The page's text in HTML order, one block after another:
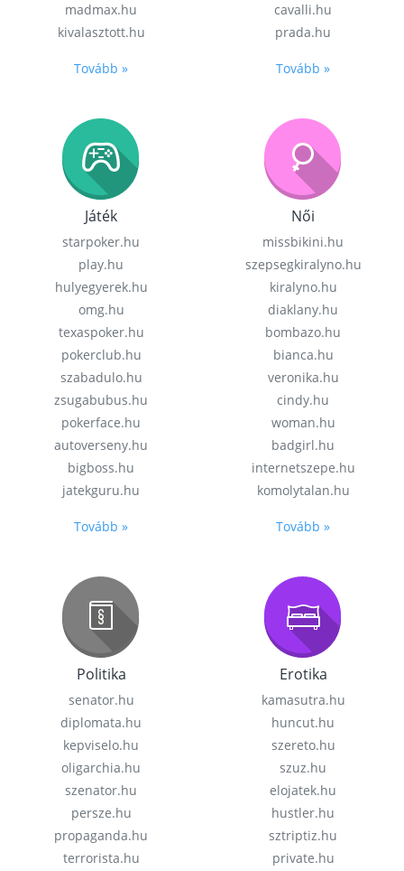
madmax.hu
kivalasztott.hu
Tovább »
cavalli.hu
prada.hu
Tovább »
Játék
starpoker.hu
play.hu
hulyegyerek.hu
omg.hu
texaspoker.hu
pokerclub.hu
szabadulo.hu
zsugabubus.hu
pokerface.hu
autoverseny.hu
bigboss.hu
jatekguru.hu
Tovább »
Női
missbikini.hu
szepsegkiralyno.hu
kiralyno.hu
diaklany.hu
bombazo.hu
bianca.hu
veronika.hu
cindy.hu
woman.hu
badgirl.hu
internetszepe.hu
komolytalan.hu
Tovább »
Politika
senator.hu
diplomata.hu
kepviselo.hu
oligarchia.hu
szenator.hu
persze.hu
propaganda.hu
terrorista.hu
Erotika
kamasutra.hu
huncut.hu
szereto.hu
szuz.hu
elojatek.hu
hustler.hu
sztriptiz.hu
private.hu